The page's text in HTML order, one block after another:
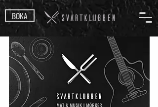
BOKA